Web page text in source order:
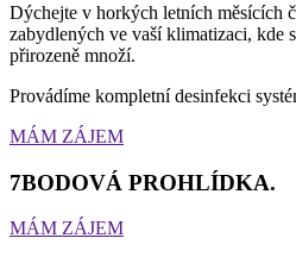
Dýchejte v horkých letních měsících
zabydlených ve vaší klimatizaci, kde
přirozeně množí.
Provádíme kompletní desinfekci
MÁM ZÁJEM
7BODOVÁ PROHLÍDKA.
MÁM ZÁJEM